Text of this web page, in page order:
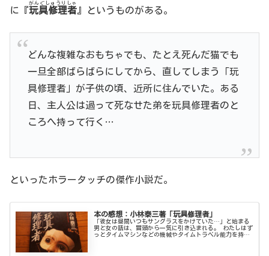
に『玩具修理者
がんぐしゅうりしゃ
』というものがある。
どんな複雑なおもちゃでも、たとえ死んだ猫でも
一旦全部ばらばらにしてから、直してしまう「玩
具修理者」が子供の頃、近所に住んでいた。ある
日、主人公は過って死なせた弟を玩具修理者のと
ころへ持って行く…
といったホラータッチの傑作小説だ。
本の感想：小林泰三著「玩具修理者」
「彼女は昼間いつもサングラスをかけていた…」と始まる
男と女の話は、冒頭から一気に引き込まれる。 わたしはず
っとタイムマシンなどの機械やタイムトラベル能力を持つ